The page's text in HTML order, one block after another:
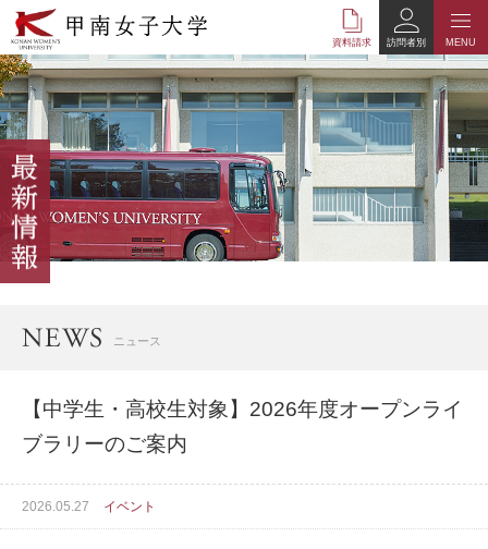
本
文
へ
の
リ
ン
ナ
ビ
ゲ
ー
シ
ョ
資料請求 MENU
訪問者別
ニュース
【中学生・高校生対象】2026年度オープンライ
ブラリーのご案内
2026.05.27 イベント